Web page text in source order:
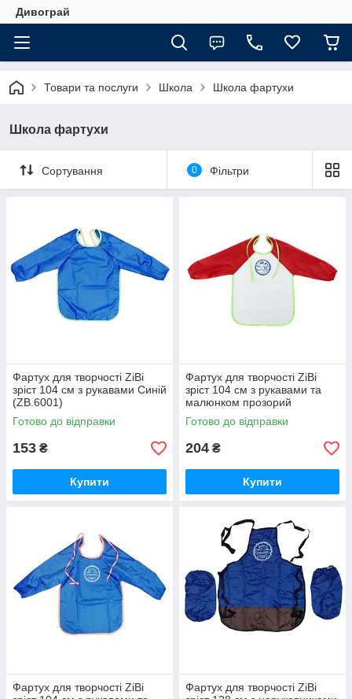
Дивограй
Товари та послуги Школа Школа фартухи
Школа фартухи
Сортування 0 Фільтри
Фартух для творчості ZiBi
зріст 104 см з рукавами Синій
(ZB.6001)
Готово до відправки
153 ₴
Купити
Фартух для творчості ZiBi
зріст 104 см з рукавами та
малюнком прозорий
Червоний рукав (ZB.6003)
Готово до відправки
204 ₴
Купити
Фартух для творчості ZiBi
Фартух для творчості ZiBi